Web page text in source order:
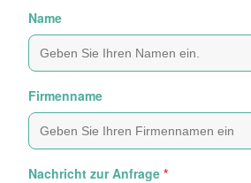
Name
Firmenname
Nachricht zur Anfrage *